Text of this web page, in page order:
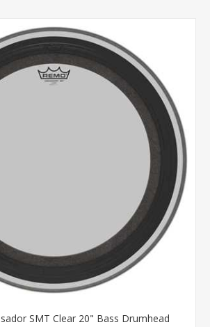
SMT Clear 20" Bass Drumhead